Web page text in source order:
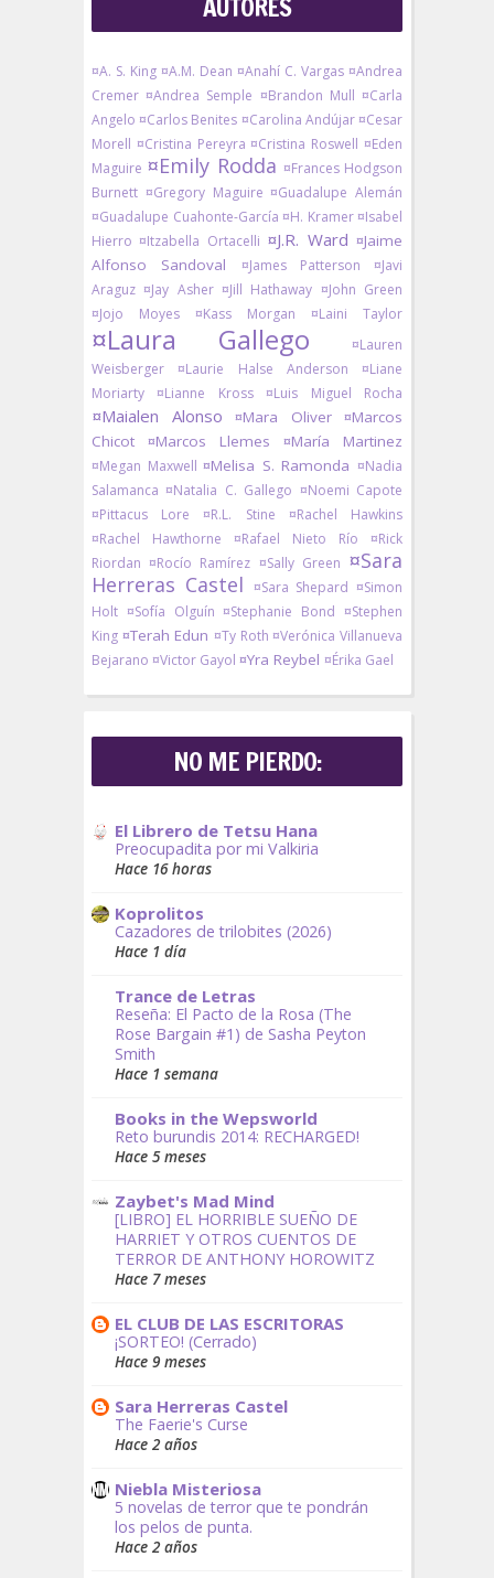
AUTORES
¤A. S. King ¤A.M. Dean ¤Anahí C. Vargas ¤Andrea
Cremer ¤Andrea Semple ¤Brandon Mull ¤Carla
Angelo ¤Carlos Benites ¤Carolina Andújar ¤Cesar
Morell ¤Cristina Pereyra ¤Cristina Roswell ¤Eden
Maguire ¤Emily Rodda ¤Frances Hodgson
Burnett ¤Gregory Maguire ¤Guadalupe Alemán
¤Guadalupe Cuahonte-García ¤H. Kramer ¤Isabel
Hierro ¤Itzabella Ortacelli ¤J.R. Ward ¤Jaime
Alfonso Sandoval
¤James Patterson
¤Javi
Araguz ¤Jay Asher ¤Jill Hathaway ¤John Green
¤Jojo Moyes
¤Kass Morgan ¤Laini Taylor
¤Laura Gallego
¤Lauren
Weisberger
¤Laurie Halse Anderson
¤Liane
Moriarty
¤Lianne Kross ¤Luis Miguel Rocha
¤Maialen Alonso ¤Mara Oliver
¤Marcos
Chicot
¤Marcos Llemes ¤María Martinez
¤Megan Maxwell ¤Melisa S. Ramonda ¤Nadia
Salamanca ¤Natalia C. Gallego ¤Noemi Capote
¤Pittacus Lore
¤R.L. Stine
¤Rachel Hawkins
¤Rachel Hawthorne
¤Rafael Nieto Río
¤Rick
Riordan ¤Rocío Ramírez ¤Sally Green ¤Sara
Herreras Castel
¤Sara Shepard ¤Simon
Holt ¤Sofía Olguín ¤Stephanie Bond ¤Stephen
King ¤Terah Edun ¤Ty Roth ¤Verónica Villanueva
Bejarano ¤Victor Gayol ¤Yra Reybel ¤Érika Gael
NO ME PIERDO:
El Librero de Tetsu Hana
Preocupadita por mi Valkiria
Hace 16 horas
Koprolitos
Cazadores de trilobites (2026)
Hace 1 día
Trance de Letras
Reseña: El Pacto de la Rosa (The
Rose Bargain #1) de Sasha Peyton
Smith
Hace 1 semana
Books in the Wepsworld
Reto burundis 2014: RECHARGED!
Hace 5 meses
Zaybet's Mad Mind
[LIBRO] EL HORRIBLE SUEÑO DE
HARRIET Y OTROS CUENTOS DE
TERROR DE ANTHONY HOROWITZ
Hace 7 meses
EL CLUB DE LAS ESCRITORAS
¡SORTEO! (Cerrado)
Hace 9 meses
Sara Herreras Castel
The Faerie's Curse
Hace 2 años
Niebla Misteriosa
5 novelas de terror que te pondrán
los pelos de punta.
Hace 2 años